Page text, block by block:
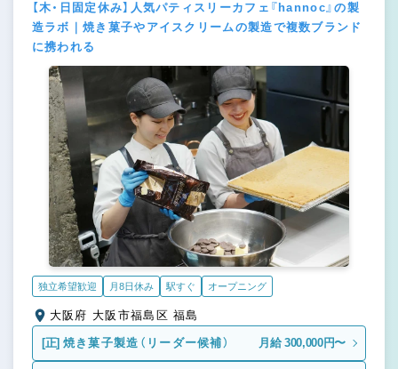
【木・日固定休み】人気パティスリーカフェ『hannoc』の製
造ラボ｜焼き菓子やアイスクリームの製造で複数ブランド
に携われる
独立希望歓迎 月8日休み 駅すぐ オープニング
大阪府 大阪市福島区 福島
[正] 焼き菓子製造（リーダー候補） 月給 300,000円〜